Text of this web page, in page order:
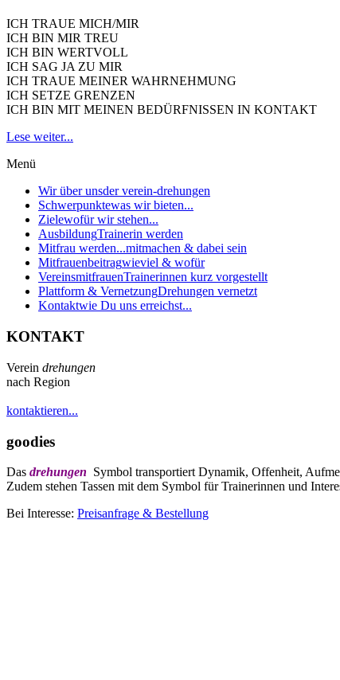
ICH TRAUE MICH/MIR
ICH BIN MIR TREU
ICH BIN WERTVOLL
ICH SAG JA ZU MIR
ICH TRAUE MEINER WAHRNEHMUNG
ICH SETZE GRENZEN
ICH BIN MIT MEINEN BEDÜRFNISSEN IN KONTAKT
Lese weiter...
Menü
Wir über unsder verein-drehungen
Schwerpunktewas wir bieten...
Zielewofür wir stehen...
AusbildungTrainerin werden
Mitfrau werden...mitmachen & dabei sein
Mitfrauenbeitragwieviel & wofür
VereinsmitfrauenTrainerinnen kurz vorgestellt
Plattform & VernetzungDrehungen vernetzt
Kontaktwie Du uns erreichst...
KONTAKT
Verein drehungen
nach Region
kontaktieren...
goodies
Das drehungen Symbol transportiert Dynamik, Offenheit,
Zudem stehen Tassen mit dem Symbol für Trainerinnen und
Bei Interesse: Preisanfrage & Bestellung